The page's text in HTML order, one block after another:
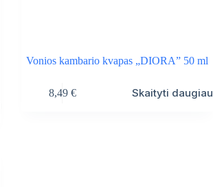
Vonios kambario kvapas „DIORA” 50 ml
8,49 € Skaityti daugiau